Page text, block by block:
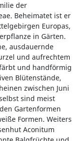
der
Beheimatet ist er
Europas,
in Gärten.
ausdauernde
und aufrechtem
und handförmig
Blütenstände,
zwischen Juni
sind meist
Gartenformen
Formen. Weiters
Aconitum